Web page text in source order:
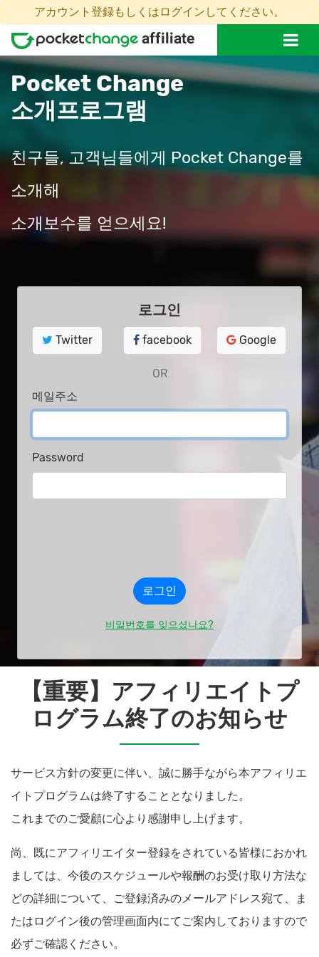
アカウント登録もしくはログインしてください。
Pocket Change
소개프로그램
친구들, 고객님들에게 Pocket Change를
소개해
소개보수를 얻으세요!
로그인
Twitter facebook Google
OR
메일주소
Password
비밀번호를 잊으셨나요?
【重要】アフィリエイトプ
ログラム終了のお知らせ
サービス方針の変更に伴い、誠に勝手ながら本アフィリエ
イトプログラムは終了することとなりました。
これまでのご愛顧に心より感謝申し上げます。
尚、既にアフィリエイター登録をされている皆様におかれ
ましては、今後のスケジュールや報酬のお受け取り方法な
どの詳細について、ご登録済みのメールアドレス宛て、ま
たはログイン後の管理画面内にてご案内しておりますので
必ずご確認ください。